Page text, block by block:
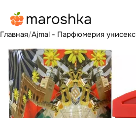
Главная/Ajmal - Парфюмерия унисекс